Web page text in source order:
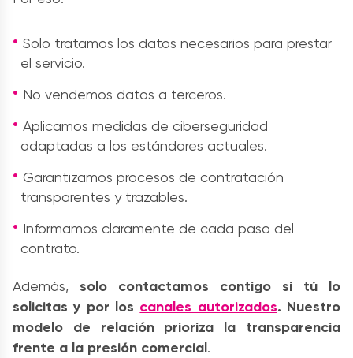
Solo tratamos los datos necesarios para prestar
el servicio.
No vendemos datos a terceros.
Aplicamos medidas de ciberseguridad
adaptadas a los estándares actuales.
Garantizamos procesos de contratación
transparentes y trazables.
Informamos claramente de cada paso del
contrato.
Además, solo contactamos contigo si tú lo
solicitas y por los canales autorizados. Nuestro
modelo de relación prioriza la transparencia
frente a la presión comercial.